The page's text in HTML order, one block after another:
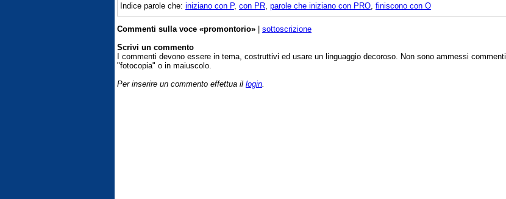
Indice parole che: iniziano con P, con PR parole che iniziano con PRO finiscono con O
Commenti sulla voce «promontorio» | sottoscrizione
Scrivi un commento
I commenti devono essere in tema, costruttivi ed usare un linguaggio decoroso. Non sono ammessi commenti
"fotocopia" o in maiuscolo.
Per inserire un commento effettua il login